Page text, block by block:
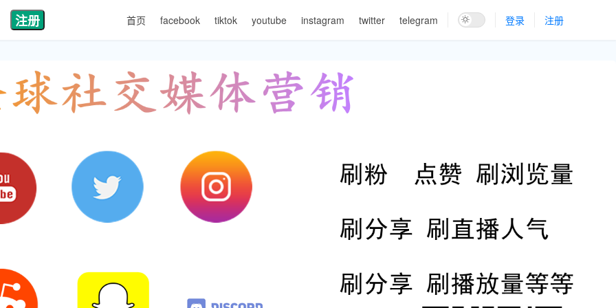
注册 首页 facebook tiktok youtube instagram twitter telegram 登录 注册